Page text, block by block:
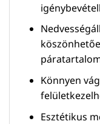
Könnyen
Esztétikus